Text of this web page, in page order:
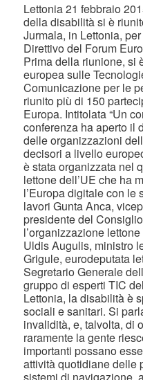
Lettonia 21 febbraio
della disabilità si è
Jurmala, in Lettonia,
Direttivo del Forum
Prima della riunione, si
europea sulle
Comunicazione per le
riunito più di 150
Europa. Intitolata “Un
conferenza ha aperto il
delle organizzazioni
decisori a livello
è stata organizzata nel
lettone dell’UE che ha
l’Europa digitale con le
lavori Gunta Anca,
presidente del
l’organizzazione
Uldis Augulis, ministro
Grigule, eurodeputata
Segretario Generale
gruppo di esperti TIC
Lettonia, la disabilità è
sociali e sanitari. Si
invalidità, e, talvolta, di
raramente la gente
importanti possano
attività quotidiane delle